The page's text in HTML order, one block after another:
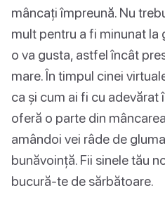
mâncați împreună. Nu
mult pentru a fi minunat la
o va gusta, astfel încât
mare. În timpul cinei
ca și cum ai fi cu adevărat
oferă o parte din
amândoi vei râde de
bunăvoință. Fii sinele tău
bucură-te de sărbătoare.